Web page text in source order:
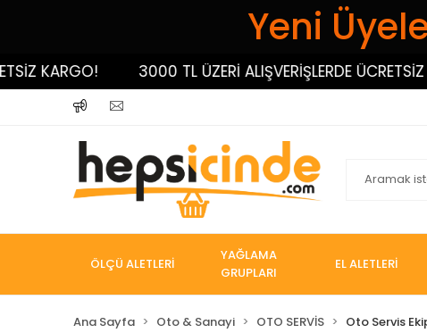
Yeni
KARGO! 3000 TL ÜZERİ ALIŞVERİŞLERDE ÜCRETSİZ
ÖLÇÜ ALETLERİ
YAĞLAMA
GRUPLARI
EL ALETLERİ
Ana Sayfa Oto & Sanayi OTO SERVİS Oto Servis